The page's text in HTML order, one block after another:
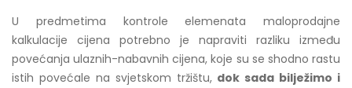
U predmetima kontrole elemenata maloprodajne
kalkulacije cijena potrebno je napraviti razliku između
povećanja ulaznih-nabavnih cijena, koje su se shodno rastu
istih povećale na svjetskom tržištu, dok sada bilježimo i